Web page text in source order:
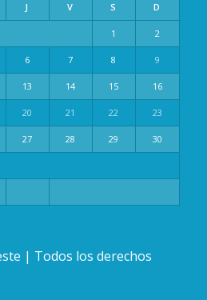
J V S D
1 2
6 7 8 9
13 14 15 16
20 21 22 23
27 28 29 30
| Todos los derechos